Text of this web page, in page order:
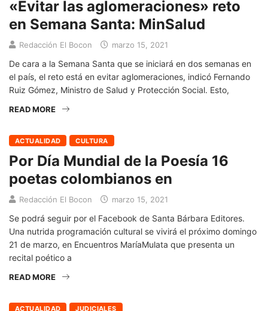
«Evitar las aglomeraciones» reto
en Semana Santa: MinSalud
Redacción El Bocon marzo 15, 2021
De cara a la Semana Santa que se iniciará en dos semanas en
el país, el reto está en evitar aglomeraciones, indicó Fernando
Ruiz Gómez, Ministro de Salud y Protección Social. Esto,
READ MORE
ACTUALIDAD CULTURA
Por Día Mundial de la Poesía 16
poetas colombianos en
Redacción El Bocon marzo 15, 2021
Se podrá seguir por el Facebook de Santa Bárbara Editores.
Una nutrida programación cultural se vivirá el próximo domingo
21 de marzo, en Encuentros MaríaMulata que presenta un
recital poético a
READ MORE
ACTUALIDAD JUDICIALES